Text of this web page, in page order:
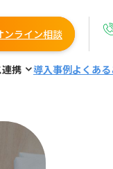
ンライン相談
携 導入事例よくあ